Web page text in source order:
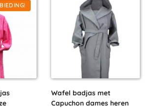
Wafel badjas met
Capuchon dames heren